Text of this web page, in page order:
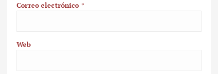
Correo electrónico *
Web